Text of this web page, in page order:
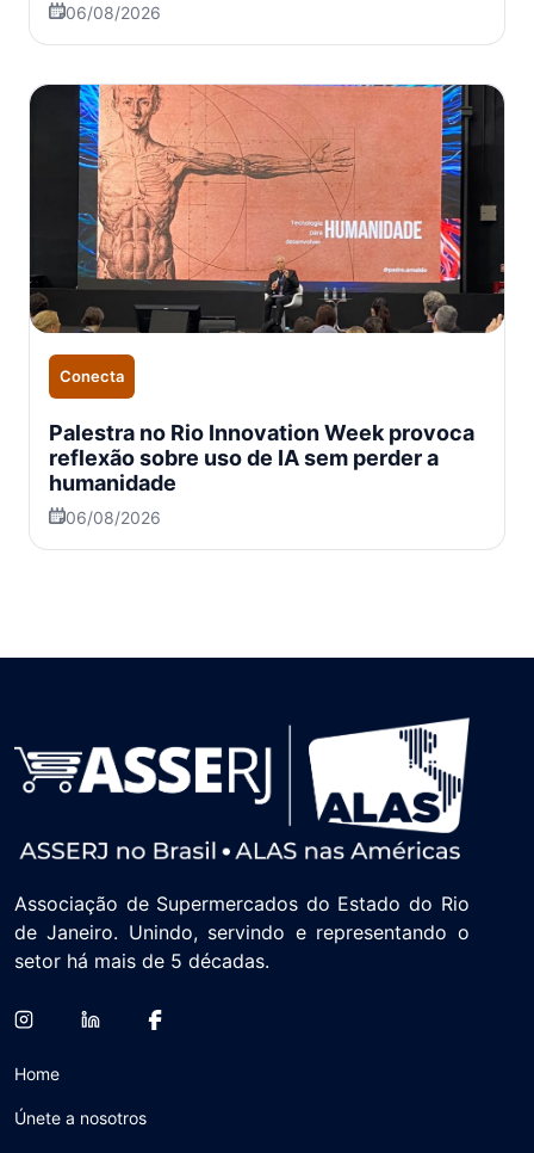
06/08/2026
Conecta
Palestra no Rio Innovation Week provoca
reflexão sobre uso de IA sem perder a
humanidade
06/08/2026
Associação de Supermercados do Estado do Rio
de Janeiro. Unindo, servindo e representando o
setor há mais de 5 décadas.
Home
Únete a nosotros